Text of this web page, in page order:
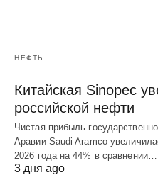
НЕФТЬ
Китайская Sinopec
российской нефти
Чистая прибыль
Аравии Saudi Aramco
2026 года на 44% в сравнении…
3 дня ago